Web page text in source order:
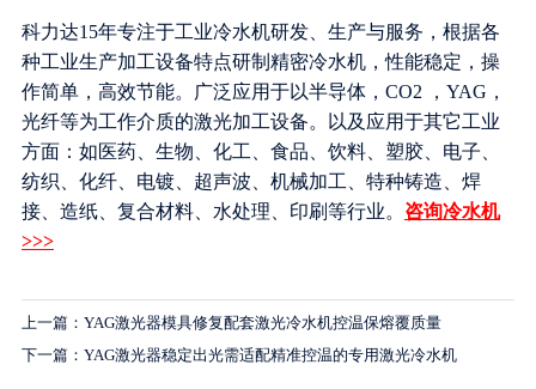
科力达15年专注于工业冷水机研发、生产与服务，根据各
种工业生产加工设备特点研制精密冷水机，性能稳定，操
作简单，高效节能。广泛应用于以半导体，CO2 ，YAG，
光纤等为工作介质的激光加工设备。以及应用于其它工业
方面：如医药、生物、化工、食品、饮料、塑胶、电子、
纺织、化纤、电镀、超声波、机械加工、特种铸造、焊
接、造纸、复合材料、水处理、印刷等行业。 咨询冷水机
>>>
上一篇：YAG激光器模具修复配套激光冷水机控温保熔覆质量
下一篇：YAG激光器稳定出光需适配精准控温的专用激光冷水机